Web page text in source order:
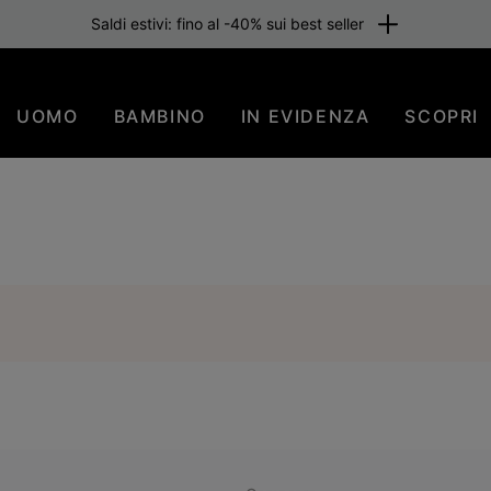
Saldi estivi: fino al -40% sui best seller
UOMO BAMBINO IN EVIDENZA SCOPRI